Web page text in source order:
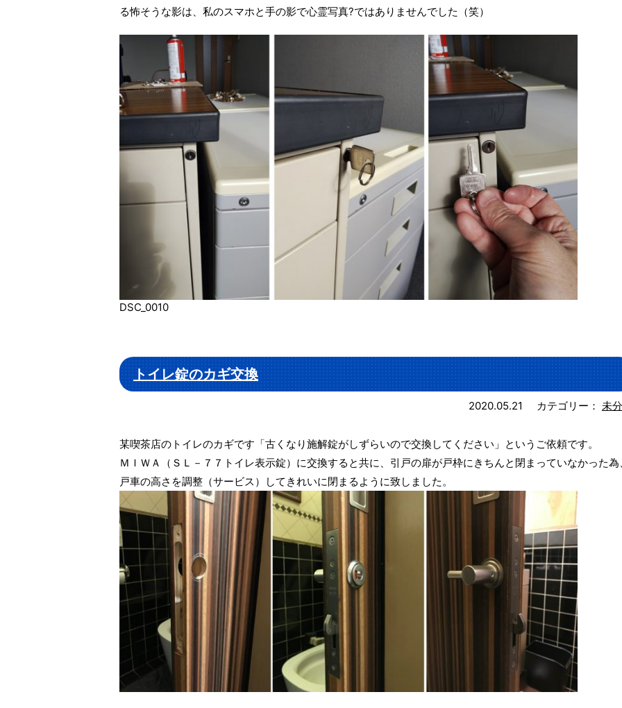
る怖そうな影は、私のスマホと手の影で心霊写真?ではありませんでした（笑）
DSC_0010
トイレ錠のカギ交換
2020.05.21 カテゴリー： 未
某喫茶店のトイレのカギです「古くなり施解錠がしずらいので交換してください」というご依頼です。
ＭＩＷＡ（ＳＬ－７７トイレ表示錠）に交換すると共に、引戸の扉が戸枠にきちんと閉まっていなかった為
戸車の高さを調整（サービス）してきれいに閉まるように致しました。